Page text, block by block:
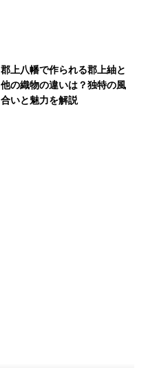
郡上八幡で作られる郡上紬と
他の織物の違いは？独特の風
合いと魅力を解説